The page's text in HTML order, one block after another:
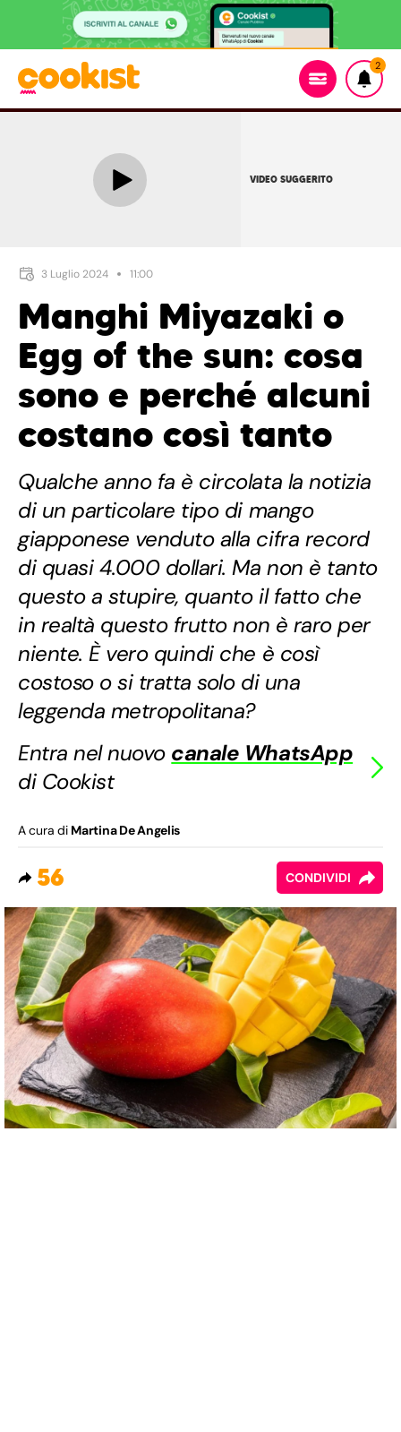
2
VIDEO SUGGERITO
3 Luglio 2024 11:00
Manghi Miyazaki o
Egg of the sun: cosa
sono e perché alcuni
costano così tanto
Qualche anno fa è circolata la notizia
di un particolare tipo di mango
giapponese venduto alla cifra record
di quasi 4.000 dollari. Ma non è tanto
questo a stupire, quanto il fatto che
in realtà questo frutto non è raro per
niente. È vero quindi che è così
costoso o si tratta solo di una
leggenda metropolitana?
Entra nel nuovo canale WhatsApp
di Cookist
A cura di Martina De Angelis
56 CONDIVIDI